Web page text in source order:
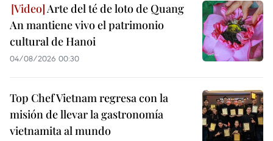
Arte del té de loto de Quang
An mantiene vivo el patrimonio
cultural de Hanoi
04/08/2026 00:30
Top Chef Vietnam regresa con la
misión de llevar la gastronomía
vietnamita al mundo